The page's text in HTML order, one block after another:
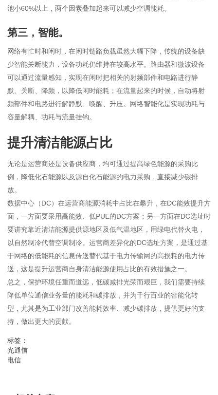
池小60%以上，两个因素叠加起来可以减少空调能耗。
第三，智能。
网络有忙时和闲时，在闲时链路负载虽然大幅下降，传统的设备缺
少智能关断能力，设备功耗仍维持在较高水平。路由器和微波设备
可以通过流量感知，实现在闲时把相关的射频部件和电路进行静
默、关断、降频，以降低闲时能耗；在流量起来的时候，自动将射
频部件和电路进行解静默、唤醒、升压。网络智能化是实现功耗与
容量解耦、功耗与流量挂钩。
提升清洁能源占比
无论是运营商还是设备供应商，均可通过提高绿色能源的采购比
例，降低化石能源以及源自化石能源的电力采购，直接减少碳排
放。
数据中心（DC）在运营商能源消耗中占比在攀升，在DC能效提升方
面，一方面要采用高能效、低PUE的DC方案；另一方面在DC选址时
要讲究靠近清洁能源提供源地区及低气温地区，用绿电代替火电，
以自然制冷代替空调制冷。运营商差异化的DC选址方案，是通过基
于网络的低能耗的信息传送替代基于电力传输网的高损耗的电力传
送，这是提升运营商自身清洁能源使用占比的有效措施之一。
总之，保护环境任重而道远，低碳减排光荣而艰巨，我们需要持续
降低单位通信业务量的能耗和碳排放，并为千行百业的智能化转
型，尤其是为工业部门改善能耗效率、减少碳排放，提供更好的支
持，做出更大的贡献。
标签：
光通信
电信